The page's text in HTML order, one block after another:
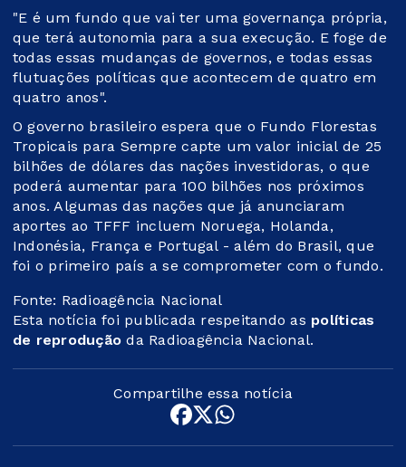
"E é um fundo que vai ter uma governança própria,
que terá autonomia para a sua execução. E foge de
todas essas mudanças de governos, e todas essas
flutuações políticas que acontecem de quatro em
quatro anos".
O governo brasileiro espera que o Fundo Florestas
Tropicais para Sempre capte um valor inicial de 25
bilhões de dólares das nações investidoras, o que
poderá aumentar para 100 bilhões nos próximos
anos. Algumas das nações que já anunciaram
aportes ao TFFF incluem Noruega, Holanda,
Indonésia, França e Portugal - além do Brasil, que
foi o primeiro país a se comprometer com o fundo.
Fonte: Radioagência Nacional
Esta notícia foi publicada respeitando as políticas
de reprodução da Radioagência Nacional.
Compartilhe essa notícia